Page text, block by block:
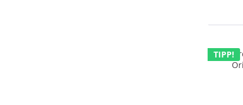
TIPP!